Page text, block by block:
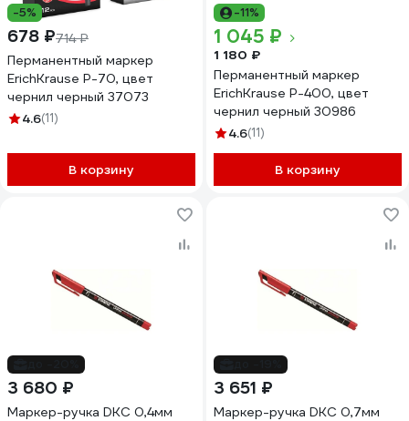
-5%
678 ₽714 ₽
Перманентный маркер
ErichKrause P-70, цвет
чернил черный 37073
4.6(11)
В корзину
-11%
1 045 ₽
1 180 ₽
Перманентный маркер
ErichKrause P-400, цвет
чернил черный 30986
4.6(11)
В корзину
3 680 ₽
Маркер-ручка DKC 0,4мм
3 651 ₽
Маркер-ручка DKC 0,7мм